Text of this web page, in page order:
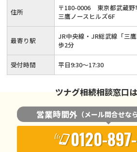
住所 〒180-0006
東京都武蔵
三鷹ノースヒルズ6F
最寄り駅
JR中央線・JR総武線「三
歩2分
受付時間 平日9:30～17:30
ツナグ相続相談窓口
営業時間外 （メール問合せな
0120-